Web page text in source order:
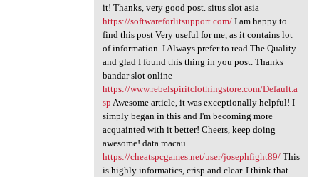
it! Thanks, very good post. situs slot asia
https://softwareforlitsupport.com/I am happy to
find this post Very useful for me, as it contains lot
of information. I Always prefer to read The Quality
and glad I found this thing in you post. Thanks
bandar slot online
https://www.rebelspiritclothingstore.com/Default.a
sp Awesome article, it was exceptionally helpful! I
simply began in this and I'm becoming more
acquainted with it better! Cheers, keep doing
awesome! data macau
https://cheatspcgames.net/user/josephfight89/This
is highly informatics, crisp and clear. I think that